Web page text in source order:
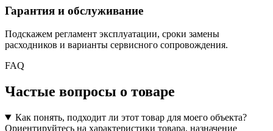
Гарантия и обслуживание
Подскажем регламент эксплуатации, сроки замены
расходников и варианты сервисного сопровождения.
FAQ
Частые вопросы о товаре
Как понять, подходит ли этот товар для моего объекта?
Ориентируйтесь на характеристики товара, назначение